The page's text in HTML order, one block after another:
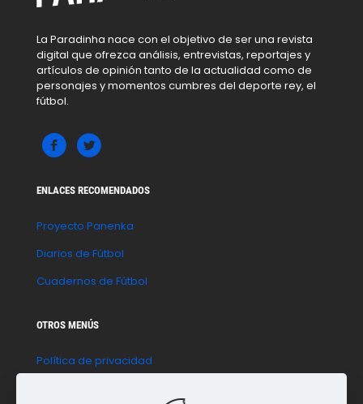
La Paradinha nace con el objetivo de ser una revista
digital que ofrezca análisis, entrevistas, reportajes y
artículos de opinión tanto de la actualidad como de
personajes y momentos cumbres del deporte rey, el
fútbol.
ENLACES RECOMENDADOS
Proyecto Panenka
Diarios de Fútbol
Cuadernos de Fútbol
OTROS MENÚS
Política de privacidad